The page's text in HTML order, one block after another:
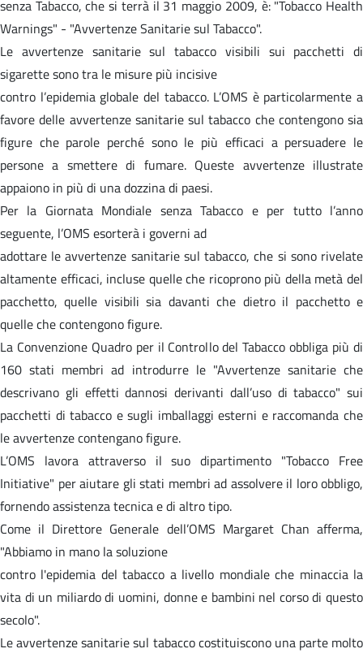
senza Tabacco, che si terrà il 31 maggio 2009, è: "Tobacco Health
Warnings" - "Avvertenze Sanitarie sul Tabacco".
Le avvertenze sanitarie sul tabacco visibili sui pacchetti di
sigarette sono tra le misure più incisive
contro l’epidemia globale del tabacco. L’OMS è particolarmente a
favore delle avvertenze sanitarie sul tabacco che contengono sia
figure che parole perché sono le più efficaci a persuadere le
persone a smettere di fumare. Queste avvertenze illustrate
appaiono in più di una dozzina di paesi.
Per la Giornata Mondiale senza Tabacco e per tutto l’anno
seguente, l’OMS esorterà i governi ad
adottare le avvertenze sanitarie sul tabacco, che si sono rivelate
altamente efficaci, incluse quelle che ricoprono più della metà del
pacchetto, quelle visibili sia davanti che dietro il pacchetto e
quelle che contengono figure.
La Convenzione Quadro per il Controllo del Tabacco obbliga più di
160 stati membri ad introdurre le "Avvertenze sanitarie che
descrivano gli effetti dannosi derivanti dall’uso di tabacco" sui
pacchetti di tabacco e sugli imballaggi esterni e raccomanda che
le avvertenze contengano figure.
L’OMS lavora attraverso il suo dipartimento "Tobacco Free
Initiative" per aiutare gli stati membri ad assolvere il loro obbligo,
fornendo assistenza tecnica e di altro tipo.
Come il Direttore Generale dell’OMS Margaret Chan afferma,
"Abbiamo in mano la soluzione
contro l'epidemia del tabacco a livello mondiale che minaccia la
vita di un miliardo di uomini, donne e bambini nel corso di questo
secolo".
Le avvertenze sanitarie sul tabacco costituiscono una parte molto